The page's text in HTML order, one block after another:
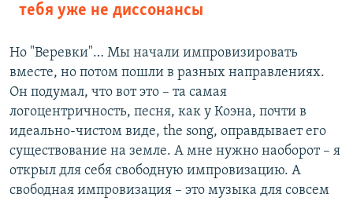
тебя уже не диссонансы
Но "Веревки"… Мы начали импровизировать
вместе, но потом пошли в разных направлениях.
Он подумал, что вот это – та самая
логоцентричность, песня, как у Коэна, почти в
идеально-чистом виде, the song, оправдывает его
существование на земле. А мне нужно наоборот – я
открыл для себя свободную импровизацию. А
свободная импровизация – это музыка для совсем